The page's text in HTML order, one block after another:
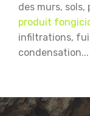
des murs,
produit
infiltrations,
condensation...